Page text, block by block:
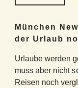
München
der Urlaub
Urlaube werden
muss aber nicht
Reisen noch